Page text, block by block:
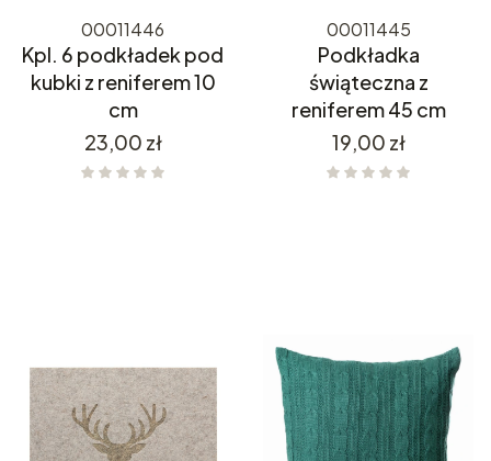
00011446
Kpl. 6 podkładek pod
kubki z reniferem 10
cm
Cena
23,00 zł
00011445
Podkładka
świąteczna z
reniferem 45 cm
Cena
19,00 zł